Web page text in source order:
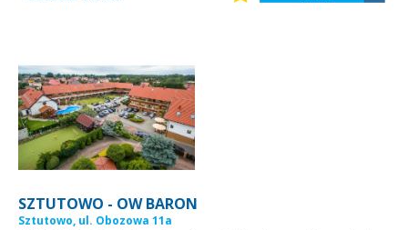
SZTUTOWO - OW BARON
Sztutowo, ul. Obozowa 11a